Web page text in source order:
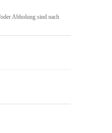
Abholung sind nach